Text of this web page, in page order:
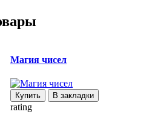
Магия чисел
Купить В закладки
rating